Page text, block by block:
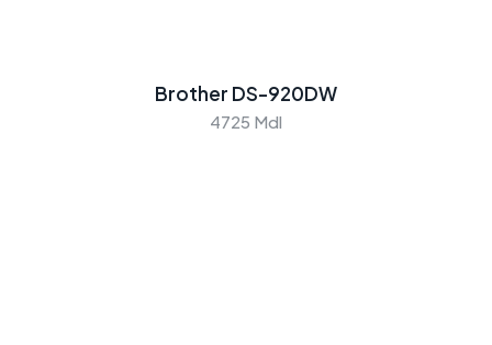
Brother DS-920DW
4725 Mdl